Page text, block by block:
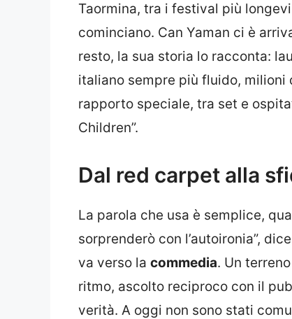
Taormina, tra i festival più
cominciano. Can Yaman ci è
resto, la sua storia lo racconta:
italiano sempre più fluido, milioni
rapporto speciale, tra set e
Children”.
Dal red carpet alla
La parola che usa è semplice,
sorprenderò con l’autoironia”,
va verso la commedia. Un
ritmo, ascolto reciproco con il
verità. A oggi non sono stati